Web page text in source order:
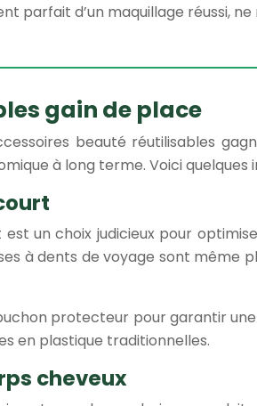
parfait d’un maquillage réussi,
gain de place
beauté réutilisables
à long terme. Voici
un choix judicieux pour
à dents de voyage sont
protecteur pour garantir
en plastique traditionnelles.
cheveux